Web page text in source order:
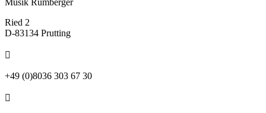
Musik Rumberger
Ried 2
D-83134 Prutting

+49 (0)8036 303 67 30
